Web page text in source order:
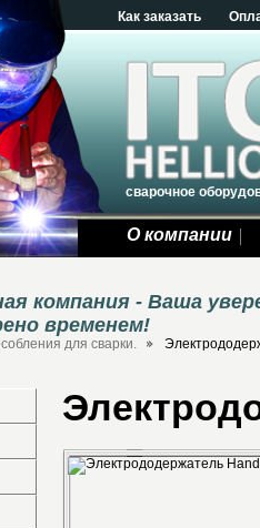
Как заказать
сварочное
О компании
компания - Ваша
временем!
для сварки.